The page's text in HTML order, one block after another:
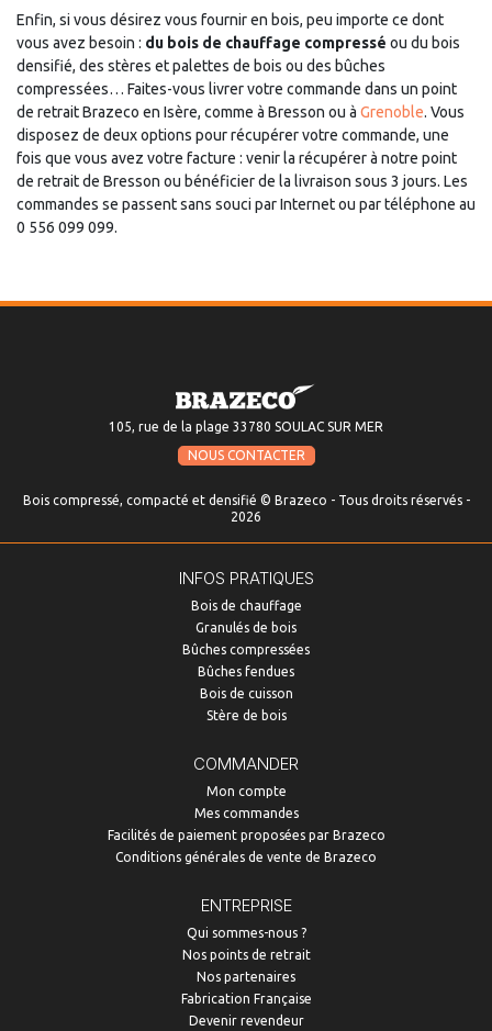
Enfin, si vous désirez vous fournir en bois, peu importe ce dont
vous avez besoin : du bois de chauffage compressé ou du bois
densifié, des stères et palettes de bois ou des bûches
compressées… Faites-vous livrer votre commande dans un point
de retrait Brazeco en Isère, comme à Bresson ou à Grenoble. Vous
disposez de deux options pour récupérer votre commande, une
fois que vous avez votre facture : venir la récupérer à notre point
de retrait de Bresson ou bénéficier de la livraison sous 3 jours. Les
commandes se passent sans souci par Internet ou par téléphone au
0 556 099 099.
105, rue de la plage 33780 SOULAC SUR MER
NOUS CONTACTER
Bois compressé, compacté et densifié © Brazeco - Tous droits réservés -
2026
INFOS PRATIQUES
Bois de chauffage
Granulés de bois
Bûches compressées
Bûches fendues
Bois de cuisson
Stère de bois
COMMANDER
Mon compte
Mes commandes
Facilités de paiement proposées par Brazeco
Conditions générales de vente de Brazeco
ENTREPRISE
Qui sommes-nous ?
Nos points de retrait
Nos partenaires
Fabrication Française
Devenir revendeur